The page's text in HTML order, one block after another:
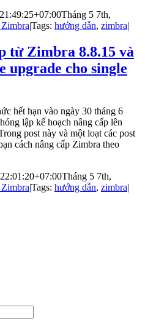
Tháng 5 7th,
|Tags: hướng dẫn, zimbra|
từ Zimbra 8.8.15 và
upgrade cho single
hết hạn vào ngày 30 tháng 6
lập kế hoạch nâng cấp lên
post này và một loạt các post
cách nâng cấp Zimbra theo
Tháng 5 7th,
|Tags: hướng dẫn, zimbra|